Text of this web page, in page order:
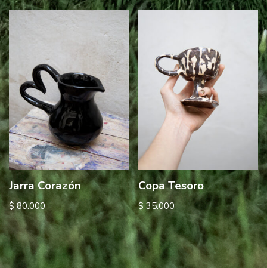
Jarra Corazón
$ 80.000
Copa Tesoro
$ 35.000